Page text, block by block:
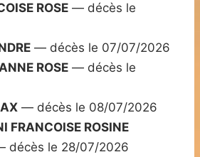
ROSE — décès le
— décès le 07/07/2026
ROSE — décès le
— décès le 08/07/2026
FRANCOISE ROSINE
décès le 28/07/2026